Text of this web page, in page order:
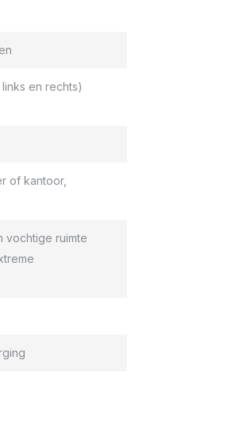
en rechts)
of kantoor,
vochtige ruimte